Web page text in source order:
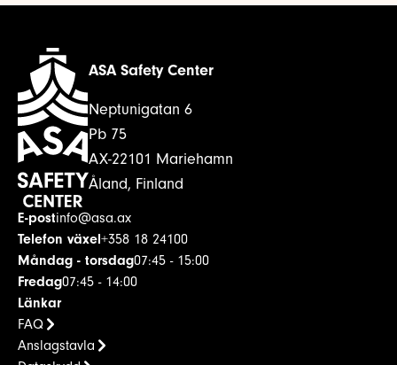
ASA Safety Center
Neptunigatan 6
Pb 75
AX-22101 Mariehamn
Åland, Finland
E-postinfo@asa.ax
Telefon växel+358 18 24100
Måndag - torsdag07:45 - 15:00
Fredag07:45 - 14:00
Länkar
FAQ
Anslagstavla